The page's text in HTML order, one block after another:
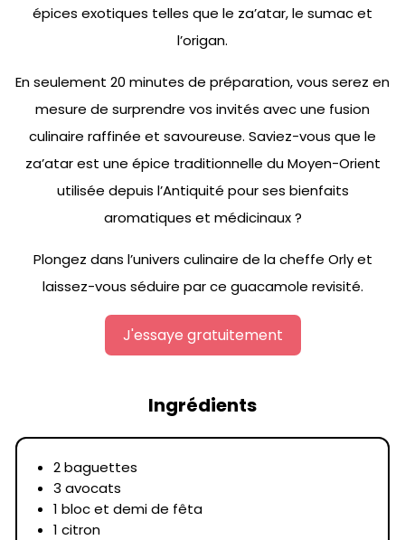
épices exotiques telles que le za’atar, le sumac et
l’origan.
En seulement 20 minutes de préparation, vous serez en
mesure de surprendre vos invités avec une fusion
culinaire raffinée et savoureuse. Saviez-vous que le
za’atar est une épice traditionnelle du Moyen-Orient
utilisée depuis l’Antiquité pour ses bienfaits
aromatiques et médicinaux ?
Plongez dans l’univers culinaire de la cheffe Orly et
laissez-vous séduire par ce guacamole revisité.
J'essaye gratuitement
Ingrédients
2 baguettes
3 avocats
1 bloc et demi de fêta
1 citron